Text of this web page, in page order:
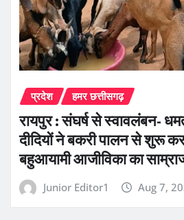
प्रदेश हमर छत्तीसगढ़
रायपुर : संघर्ष से स्वावलंबन-
दीदियों ने बकरी पालन से शुरू
बहुआयामी आजीविका का
Junior Editor1 Aug 7,